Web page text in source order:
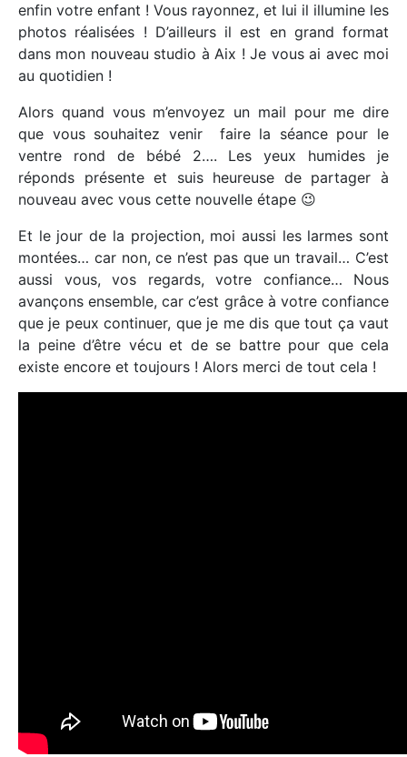
enfin votre enfant ! Vous rayonnez, et lui il illumine les
photos réalisées ! D’ailleurs il est en grand format
dans mon nouveau studio à Aix ! Je vous ai avec moi
au quotidien !
Alors quand vous m’envoyez un mail pour me dire
que vous souhaitez venir faire la séance pour le
ventre rond de bébé 2…. Les yeux humides je
réponds présente et suis heureuse de partager à
nouveau avec vous cette nouvelle étape 😉
Et le jour de la projection, moi aussi les larmes sont
montées… car non, ce n’est pas que un travail… C’est
aussi vous, vos regards, votre confiance… Nous
avançons ensemble, car c’est grâce à votre confiance
que je peux continuer, que je me dis que tout ça vaut
la peine d’être vécu et de se battre pour que cela
existe encore et toujours ! Alors merci de tout cela !